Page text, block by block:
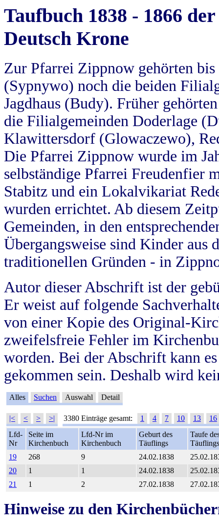
Taufbuch 1838 - 1866
Deutsch Krone
Zur Pfarrei Zippnow gehörten
(Sypnywo) noch die beiden
Jagdhaus (Budy). Früher
die Filialgemeinden Doderlage
Klawittersdorf (Glowaczewo),
Die Pfarrei Zippnow wurde im
selbständige Pfarrei Freudenfier
Stabitz und ein Lokalvikariat
wurden errichtet. Ab diesem
Gemeinden, in den
Übergangsweise sind Kinder aus
traditionellen Gründen - in
Autor dieser Abschrift ist der
Er weist auf folgende
von einer Kopie des Original-
zweifelsfreie Fehler im
worden. Bei der Abschrift kann
gekommen sein. Deshalb wird
Alles Suchen Auswahl Detail
|< < > >| 3380 Einträge gesamt: 1 4 7 10 13
16
Lfd-
Nr
Seite im
Kirchenbuch
Lfd-Nr im
Kirchenbuch
Geburt des
Täuflings
Taufe
Täuflings
19
268 9 24.02.1838
20
1 1 24.02.1838
21
1 2 27.02.1838
Hinweise zu den